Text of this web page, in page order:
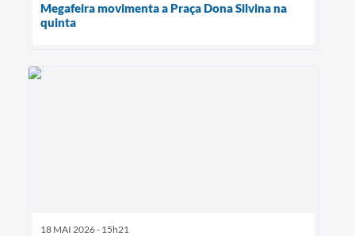
Megafeira movimenta a Praça Dona Silvina na
quinta
18 MAI 2026 - 15h21